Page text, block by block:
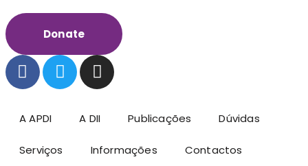
Donate
A APDI A DII Publicações Dúvidas
Serviços Informações Contactos